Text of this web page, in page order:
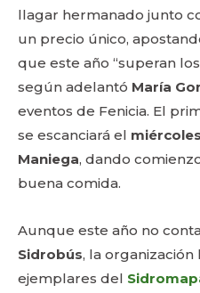
llagar hermanado junto
un precio único,
que este año “superan
según adelantó María
eventos de Fenicia. El
se escanciará el
Maniega, dando
buena comida.
Aunque este año no
Sidrobús, la
ejemplares del